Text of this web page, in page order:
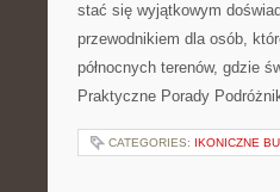
stać się wyjątkowym
przewodnikiem dla osób,
północnych terenów, gdzie
Praktyczne Porady
CATEGORIES: IKONICZNE